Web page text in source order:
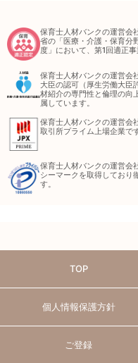
保育士人材バンクの運営会
省の「医療・介護・保育分
度」において、第1回適正
保育士人材バンクの運営会
大臣の認可（厚生労働大臣
材紹介の専門性と倫理の向
属しています。
保育士人材バンクの運営会
取引所プライム上場企業です
保育士人材バンクの運営会
シーマークを取得しており
す。
TOP
個人情報保護方針
ご登録